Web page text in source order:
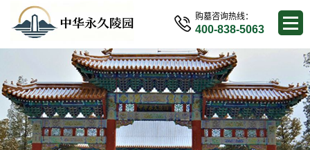
购墓咨询热线：
400-838-5063